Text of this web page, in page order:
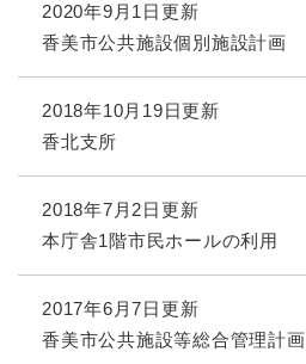
2020年9月1日更新
香美市公共施設個別施設計画
2018年10月19日更新
香北支所
2018年7月2日更新
本庁舎1階市民ホールの利用
2017年6月7日更新
香美市公共施設等総合管理計画